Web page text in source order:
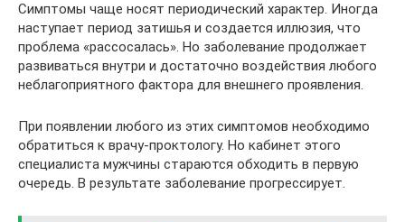
Симптомы чаще носят периодический характер. Иногда
наступает период затишья и создается иллюзия, что
проблема «рассосалась». Но заболевание продолжает
развиваться внутри и достаточно воздействия любого
неблагоприятного фактора для внешнего проявления.
При появлении любого из этих симптомов необходимо
обратиться к врачу-проктологу. Но кабинет этого
специалиста мужчины стараются обходить в первую
очередь. В результате заболевание прогрессирует.